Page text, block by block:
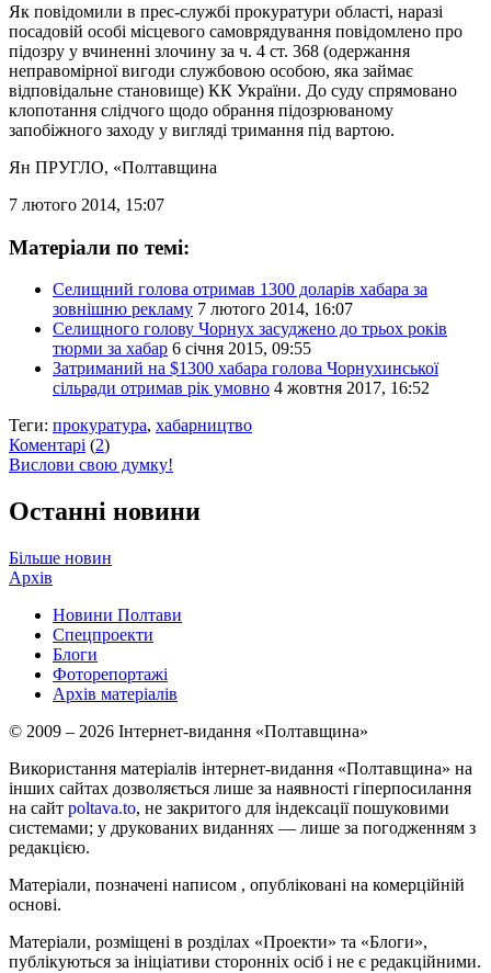
Як повідомили в прес-службі прокуратури області, наразі
посадовій особі місцевого самоврядування повідомлено про
підозру у вчиненні злочину за ч. 4 ст. 368 (одержання
неправомірної вигоди службовою особою, яка займає
відповідальне становище) КК України. До суду спрямовано
клопотання слідчого щодо обрання підозрюваному
запобіжного заходу у вигляді тримання під вартою.
Ян ПРУГЛО, «Полтавщина
7 лютого 2014, 15:07
Матеріали по темі:
Селищний голова отримав 1300 доларів хабара за
зовнішню рекламу 7 лютого 2014, 16:07
Селищного голову Чорнух засуджено до трьох років
тюрми за хабар 6 січня 2015, 09:55
Затриманий на $1300 хабара голова Чорнухинської
сільради отримав рік умовно 4 жовтня 2017, 16:52
Теги: прокуратура, хабарництво
Коментарі (2)
Вислови свою думку!
Останні новини
Більше новин
Архів
Новини Полтави
Спецпроекти
Блоги
Фоторепортажі
Архів матеріалів
© 2009 – 2026 Інтернет-видання «Полтавщина»
Використання матеріалів інтернет-видання «Полтавщина» на
інших сайтах дозволяється лише за наявності гіперпосилання
на сайт poltava.to, не закритого для індексації пошуковими
системами; у друкованих виданнях — лише за погодженням з
редакцією.
Матеріали, позначені написом , опубліковані на комерційній
основі.
Матеріали, розміщені в розділах «Проекти» та «Блоги»,
публікуються за ініціативи сторонніх осіб і не є редакційними.